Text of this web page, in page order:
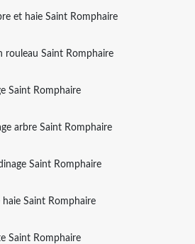
et haie Saint Romphaire
rouleau Saint Romphaire
Saint Romphaire
arbre Saint Romphaire
Saint Romphaire
Saint Romphaire
Saint Romphaire